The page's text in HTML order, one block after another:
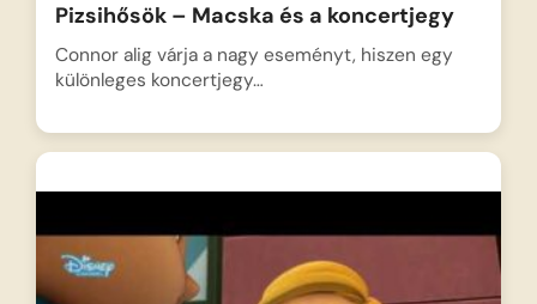
Pizsihősök – Macska és a koncertjegy
Connor alig várja a nagy eseményt, hiszen egy
különleges koncertjegy…